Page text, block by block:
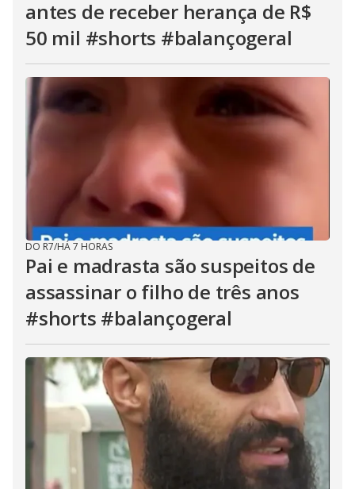
antes de receber herança de R$
50 mil #shorts #balançogeral
DO R7/HÁ 7 HORAS
Pai e madrasta são suspeitos de
assassinar o filho de três anos
#shorts #balançogeral